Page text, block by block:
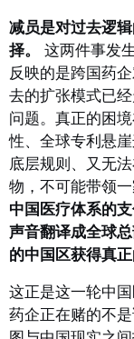
减员是对过去逻
择。
这两件事发
反映的是跨国药
去的扩张模式已
问题。真正的困
性、全球专利悬
底层规则、又无
物，不可能带领一
中国医疗体系的
声音翻译成全球
的中国区获得真正
这正是这一轮中
药企正在赌的不